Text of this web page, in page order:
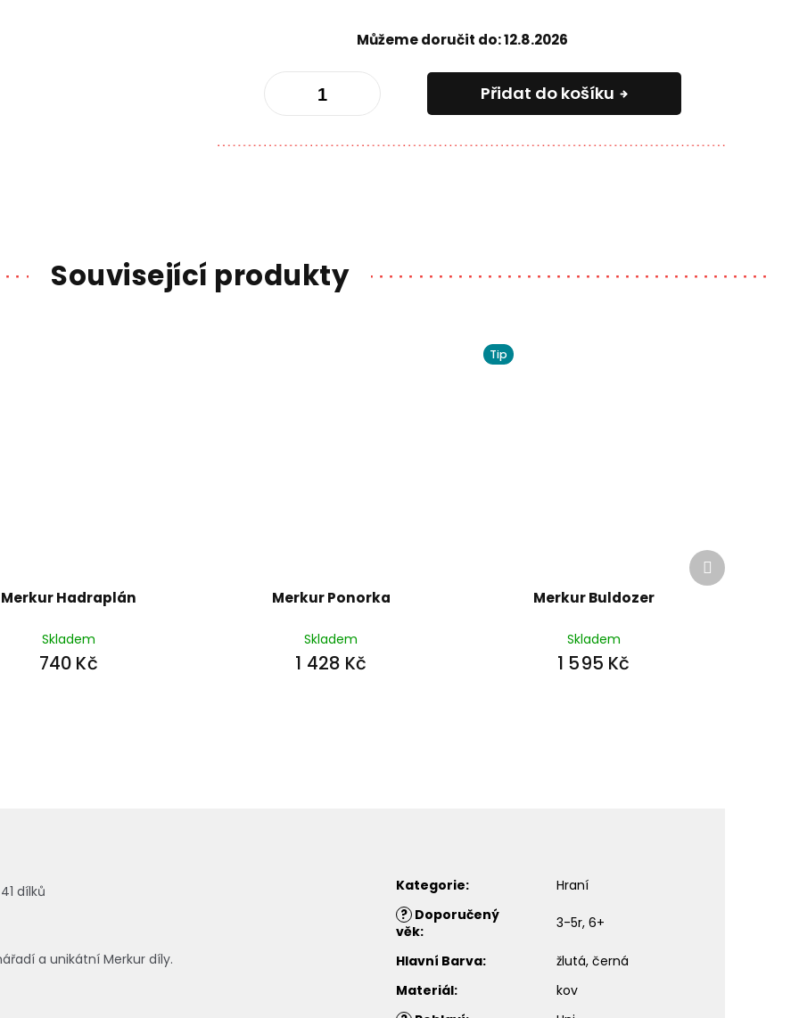
Můžeme doručit do:12.8.2026
Přidat do košíku
Související produkty
Merkur Hadraplán
Skladem
740 Kč
Merkur Ponorka
Skladem
1 428 Kč
Tip
Merkur Buldozer
Skladem
1 595 Kč
Další
produkt
dílků
a unikátní Merkur díly.
Kategorie:
Hraní
? Doporučený
věk: 3-5r, 6+
Hlavní Barva:
žlutá, černá
Materiál:
kov